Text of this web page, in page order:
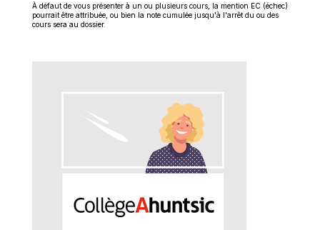
À défaut de vous présenter à un ou plusieurs cours, la mention EC (échec)
pourrait être attribuée, ou bien la note cumulée jusqu'à l'arrêt du ou des
cours sera au dossier.